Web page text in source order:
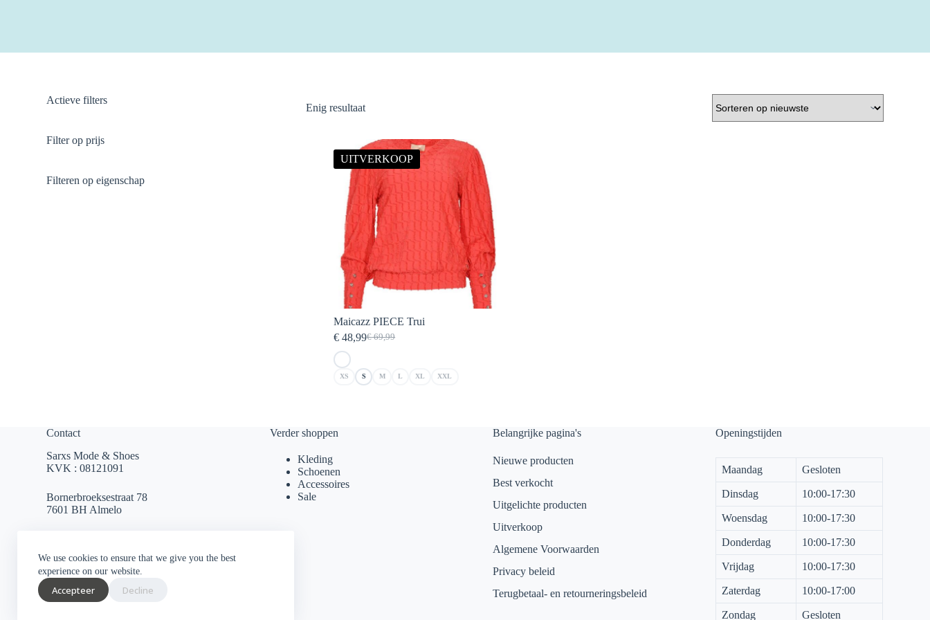
We use cookies to ensure that we give you the best
experience on our website.
Accepteer Decline
Enig resultaat
UITVERKOOP
Maicazz PIECE Trui
€69,99
Oorspronkelijke
was:
€ 69,99.
€ 48,99Huidige
is:
€ 48,99.
XS S M L XL XXL
Actieve filters
Filter op prijs
Filteren op eigenschap
Contact
Sarxs Mode & Shoes
KVK : 08121091
Bornerbroeksestraat 78
7601 BH Almelo
0546 812 230
Socials
Verder shoppen
Kleding
Schoenen
Accessoires
Sale
Belangrijke pagina's
Nieuwe producten
Best verkocht
Uitgelichte producten
Uitverkoop
Algemene Voorwaarden
Privacy beleid
Terugbetaal- en retourneringsbeleid
Openingstijden
Maandag Gesloten
Dinsdag 10:00-17:30
Woensdag 10:00-17:30
Donderdag 10:00-17:30
Vrijdag 10:00-17:30
Zaterdag 10:00-17:00
Zondag Gesloten